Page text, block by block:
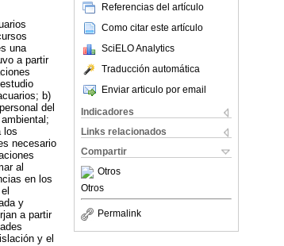
Referencias del artículo
Como citar este artículo
SciELO Analytics
Traducción automática
Enviar articulo por email
Indicadores
Links relacionados
Compartir
Otros
Otros
Permalink
una
a partir
b)
del
los
necesario
al
en los
y
a partir
y el